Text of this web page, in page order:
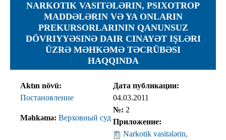
Представление
Ходатайства
NARKOTIK VASITƏLƏRIN, PSIXOTROP
MADDƏLƏRIN VƏ YA ONLARIN
PREKURSORLARININ QANUNSUZ
DÖVRIYYƏSINƏ DAIR CINAYƏT IŞLƏRI
ÜZRƏ MƏHKƏMƏ TƏCRÜBƏSI
HAQQINDA
Aktın növü:
Постановление
Məhkəmə: Верховный суд
Дата публикации:
04.03.2011
№: 2
Приложение:
Narkotik vasitələrin,